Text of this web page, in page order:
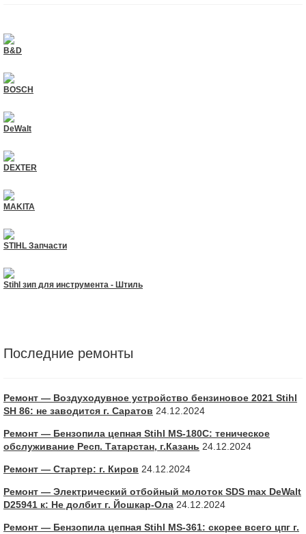
B&D
BOSCH
DeWalt
DEXTER
MAKITA
STIHL Запчасти
Stihl зип для инструмента - Штиль
Последние ремонты
Ремонт — Воздуходувное устройство бензиновое 2021 Stihl
SH 86: не заводится г. Саратов 24.12.2024
Ремонт — Бензопила цепная Stihl MS-180С: теническое
обслуживание Респ. Татарстан, г.Казань 24.12.2024
Ремонт — Стартер: г. Киров 24.12.2024
Ремонт — Электрический отбойный молоток SDS max DeWalt
D25941 к: Не долбит г. Йошкар-Ола 24.12.2024
Ремонт — Бензопила цепная Stihl MS-361: скорее всего цпг г.